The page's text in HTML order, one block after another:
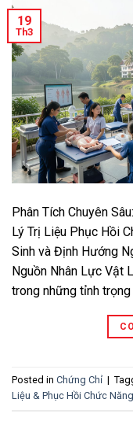
19
Th3
Phân Tích Chuyên
Lý Trị Liệu Phục Hồi
Sinh và Định Hướng
Nguồn Nhân Lực Vật
trong những tỉnh
Posted in Chứng Chỉ |
Liệu & Phục Hồi Chức